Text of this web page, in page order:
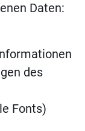
Daten:
des
Fonts)